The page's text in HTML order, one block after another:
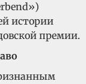
истории
премии.